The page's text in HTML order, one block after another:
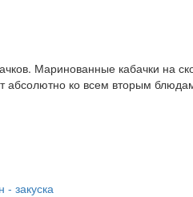
Маринованные кабачки на
ко всем вторым
- закуска